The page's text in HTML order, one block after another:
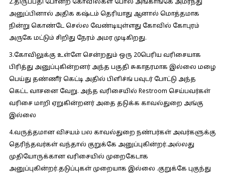
2.திருப்பதி போன்ற கோவில்கள் போல் அங்காங்கே அமர்ந்து
அனுப்பினால் அதிக கஷ்டம் தெரியாது ஆனால் மொத்தமாக
நின்று கொண்டே செல்ல வேண்டியுள்ளது கோவில் கோபுரம்
அருகே மட்டும் சிறிது நேரம் அமர முடிகிறது.
3.கோவிலுக்கு உள்ளே சென்றதும் ஒரு 20பெரிய வரிசையாக
பிரித்து அனுப்புகின்றனர் அந்த பகுதி சுகாதரமாக இல்லை மழை
பெய்து தண்ணீர் கெட்டி அதில் பிளிச்ங் பவுடர் போட்டு அந்த
கெட்ட வாசனை வேறு. அந்த வரிசையில் Restroom செய்பவர்கள்
வரிசை மாறி ஏறுகின்றனர் அதை தடுக்க காவல்துறை அங்கு
இல்லை
4.வருத்தமான விசயம் பல காவல்துறை நண்பர்கள் அவர்களுக்கு
தெரிந்தவர்கள் வந்தால் குறுக்கே அனுப்புகின்றர்.அல்லது
முதியோருக்கான வரிசையில் முறைகேடாக
அனுப்புகின்றர்.தடுப்புகள் முறையாக இல்லை .குறுக்கே புகுந்து